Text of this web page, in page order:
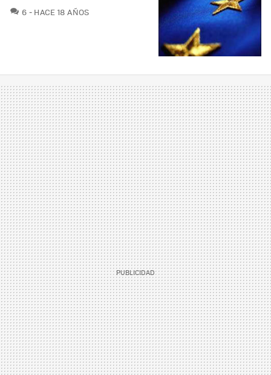
6 COMENTARIOS
HACE 18 AÑOS